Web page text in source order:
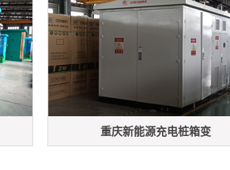
重庆新能源充电桩箱变